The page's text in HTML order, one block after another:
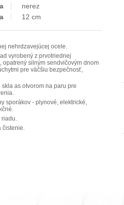
nerez
12 cm
nehrdzavejúcej ocele.
vyrobený z prvotriednej
opatrený silným sendvičovým dnom
pre väčšiu bezpečnosť,
as otvorom na paru pre
sporákov - plynové, elektrické,
riadu.
čistenie.